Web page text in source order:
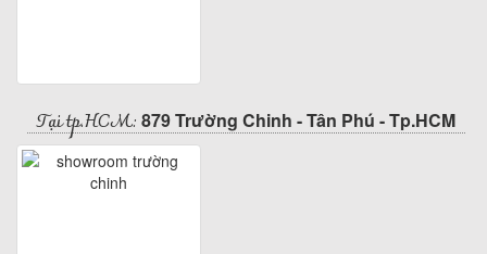
Tại tp.HCM: 879 Trường Chinh - Tân Phú - Tp.HCM